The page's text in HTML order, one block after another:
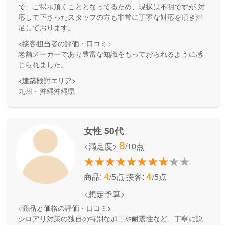
で、ご掲示頂くこととなってるため、現状は不明ですが 対
応して下さったスタッフの方も非常に丁寧な対応を頂き満
足しております。
<接客担当者の評価・口コミ>
老舗メーカーであり豊富な知識をもっておられるように感
じられました。
<建築検討エリア>
九州・沖縄沖縄県
女性 50代
<満足度> 8/10点
商品: 4/5点 接客: 4/5点
<想定予算>
<商品と価格の評価・口コミ>
シロアリ対策の独自の特別な加工や耐震性など、丁寧に説